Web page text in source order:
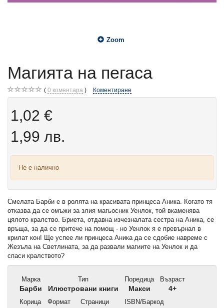
Zoom
Магията на пегаса
0 коментара Коментиране
1,02 €
1,99 лв.
Не е налично
Смелата Барби е в ролята на красивата принцеса Аника. Когато тя
отказва да се омъжи за злия магьосник Уенлок, той вкаменява
цялото кралство. Бриета, отдавна изчезналата сестра на Аника, се
връща, за да се притече на помощ - но Уенлок я е превърнал в
крилат кон! Ще успее ли принцеса Аника да се сдобие навреме с
Жезъла на Светлината, за да развали магиите на Уенлок и да
спаси кралството?
Марка
Барби
Тип
Илюстровани книги
Поредица
Макси
Възраст
4+
Корица
Формат
Страници
ISBN/Баркод